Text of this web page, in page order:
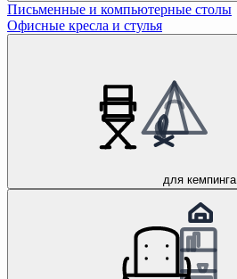
Письменные и компьютерные столы
Офисные кресла и стулья
для кемпинга